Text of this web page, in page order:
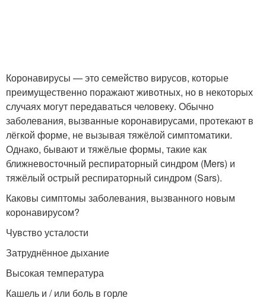
Коронавирусы — это семейство вирусов, которые
преимущественно поражают животных, но в некоторых
случаях могут передаваться человеку. Обычно
заболевания, вызванные коронавирусами, протекают в
лёгкой форме, не вызывая тяжёлой симптоматики.
Однако, бывают и тяжёлые формы, такие как
ближневосточный респираторный синдром (Mers) и
тяжёлый острый респираторный синдром (Sars).
Каковы симптомы заболевания, вызванного новым
коронавирусом?
Чувство усталости
Затруднённое дыхание
Высокая температура
Кашель и / или боль в горле